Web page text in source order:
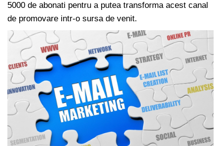
5000 de abonati pentru a putea transforma acest canal
de promovare intr-o sursa de venit.